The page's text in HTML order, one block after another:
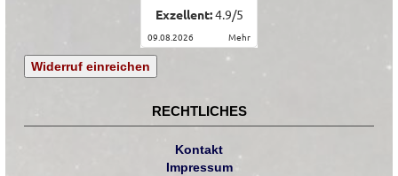
Exzellent:4.9/5
09.08.2026 mehr
Widerruf einreichen
RECHTLICHES
Kontakt
Impressum